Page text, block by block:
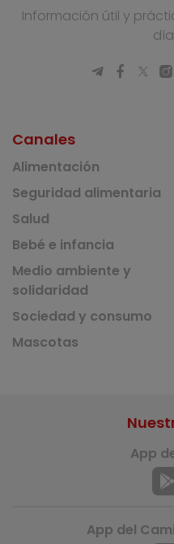
Información útil y
Canales
Alimentación
Seguridad alimentaria
Salud
Bebé e infancia
Medio ambiente y
solidaridad
Sociedad y consumo
Mascotas
App
App del